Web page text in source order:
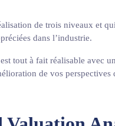
de trois niveaux et
dans l’industrie.
tout à fait réalisable avec
de vos perspectives